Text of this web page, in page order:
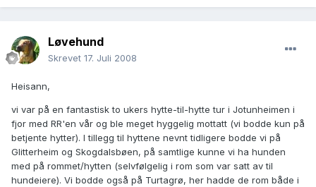
Løvehund
Skrevet 17. Juli 2008
Heisann,
vi var på en fantastisk to ukers hytte-til-hytte tur i Jotunheimen i
fjor med RR'en vår og ble meget hyggelig mottatt (vi bodde kun på
betjente hytter). I tillegg til hyttene nevnt tidligere bodde vi på
Glitterheim og Skogdalsbøen, på samtlige kunne vi ha hunden
med på rommet/hytten (selvfølgelig i rom som var satt av til
hundeiere). Vi bodde også på Turtagrø, her hadde de rom både i